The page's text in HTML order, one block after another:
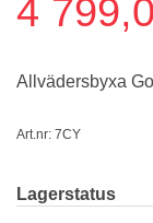
4
Allvädersbyxa
Art.nr: 7CY
Lagerstatus